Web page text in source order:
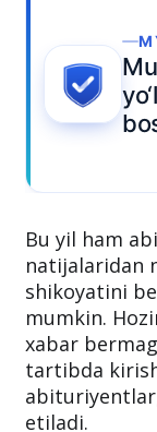
MY.OLIYGOH.UZ
Bu yil ham
natijalaridan
shikoyatini
mumkin.
xabar